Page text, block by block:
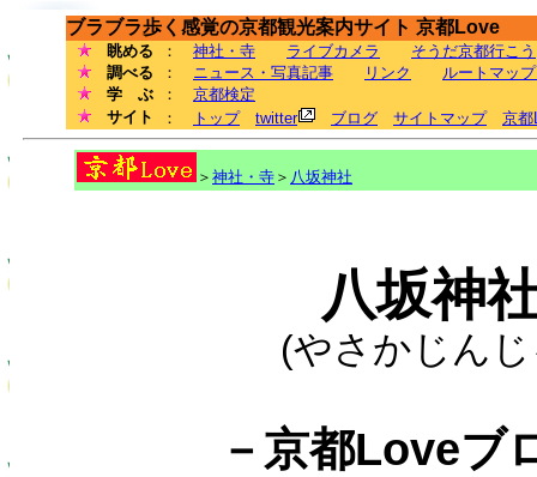
ブラブラ歩く感覚の京都観光案内サイト 京都Love
眺める ： 神社・寺 ライブカメラ
そうだ京都行こう
調べる
： ニュース・写真記事 リンク
ルートマッ
学 ぶ
： 京都検定
サイト
： トップ twitter ブログ サイトマップ 京都
＞ 神社・寺 ＞ 八坂神社
八坂神
(やさかじん
－京都Loveブ